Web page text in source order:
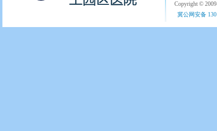
Copyright ©
冀公网安备